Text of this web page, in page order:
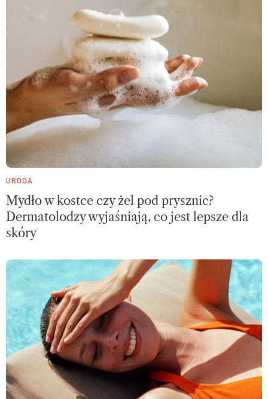
URODA
Mydło w kostce czy żel pod prysznic?
Dermatolodzy wyjaśniają, co jest lepsze dla
skóry